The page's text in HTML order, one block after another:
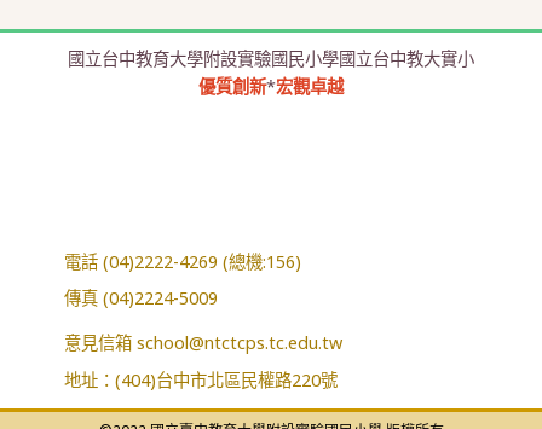
國立台中教育大學附設實驗國民小學國立台中教大實小
優質創新*宏觀卓越
電話 (04)2222-4269 (總機:156)
傳真 (04)2224-5009
意見信箱school@ntctcps.tc.edu.tw
地址：(404)台中市北區民權路220號